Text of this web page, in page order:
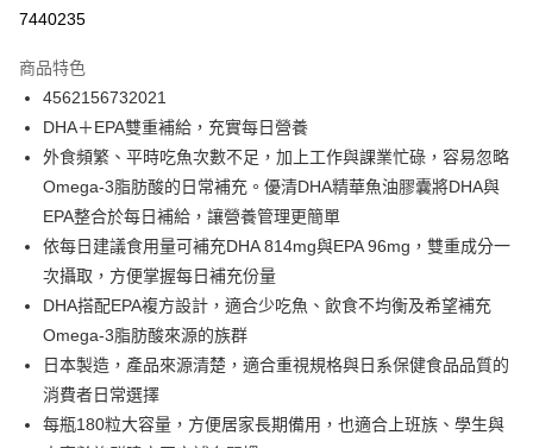
悠遊付
Google Pay
全盈+PAY
大哥付你分期
相關說明
【大哥付你分期使用說明】
1.本服務由台灣大哥大提供，台灣大哥大用戶可立即使用無須另外申請。
2.付款方式選擇「大哥付你分期」，訂單成立後會自動跳轉到大哥付的交易
流程，驗證手機門號後，選擇欲分期的期數、繳款截止日，確認付款後即完
3.實際核准額度、可分期數及費用金額請依後續交易確認頁面所載為準。
4.訂單成立30分鐘內，如未前往確認交易或遇審核未通過，訂單將自動取
消。如遇「轉專審核」未通過狀況，表示未達大哥付你分期系統評分，恕無
法說明評估內容。
ATM付款
運送方式
每筆NT$100，滿NT$899(含以上)免運費
7440235
商品特色
4562156732021
DHA＋EPA雙重補給，充實每日營養
外食頻繁、平時吃魚次數不足，加上工作與課業忙碌，容易忽略
Omega-3脂肪酸的日常補充。優清DHA精華魚油膠囊將DHA與
EPA整合於每日補給，讓營養管理更簡單
依每日建議食用量可補充DHA 814mg與EPA 96mg，雙重成分一
次攝取，方便掌握每日補充份量
DHA搭配EPA複方設計，適合少吃魚、飲食不均衡及希望補充
Omega-3脂肪酸來源的族群
日本製造，產品來源清楚，適合重視規格與日系保健食品品質的
消費者日常選擇
每瓶180粒大容量，方便居家長期備用，也適合上班族、學生與